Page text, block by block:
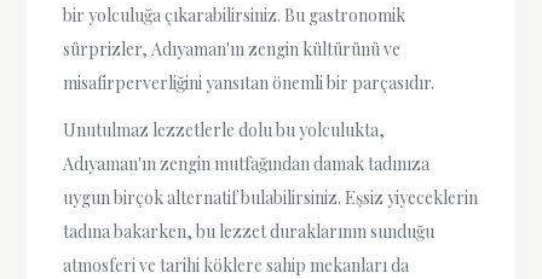
bir yolculuğa çıkarabilirsiniz. Bu gastronomik
sürprizler, Adıyaman'ın zengin kültürünü ve
misafirperverliğini yansıtan önemli bir parçasıdır.
Unutulmaz lezzetlerle dolu bu yolculukta,
Adıyaman'ın zengin mutfağından damak tadınıza
uygun birçok alternatif bulabilirsiniz. Eşsiz yiyeceklerin
tadına bakarken, bu lezzet duraklarının sunduğu
atmosferi ve tarihi köklere sahip mekanları da